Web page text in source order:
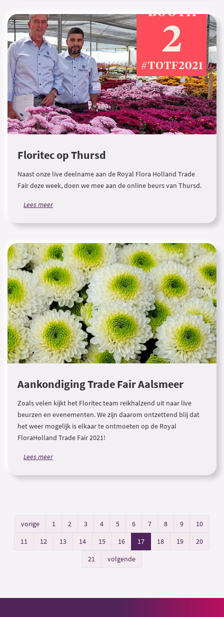
Floritec op Thursd
Naast onze live deelname aan de Royal Flora Holland Trade
Fair deze week, doen we mee aan de online beurs van Thursd.
Lees meer
Aankondiging Trade Fair Aalsmeer
Zoals velen kijkt het Floritec team reikhalzend uit naar live
beurzen en evenementen. We zijn daarom ontzettend blij dat
het weer mogelijk is elkaar te ontmoeten op de Royal
FloraHolland Trade Fair 2021!
Lees meer
vorige 1 2 3 4 5 6 7 8 9
10
11
12 13 14 15 16 17 18 19
20
21
volgende